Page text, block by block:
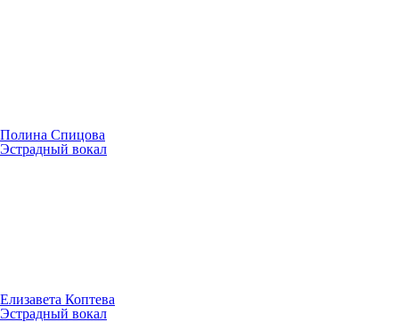
Полина Спицова
Эстрадный вокал
Елизавета Коптева
Эстрадный вокал